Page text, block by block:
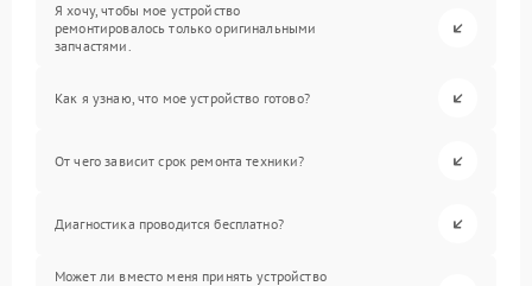
Я хочу, чтобы мое устройство
ремонтировалось только оригинальными
запчастями.
Как я узнаю, что мое устройство готово?
От чего зависит срок ремонта техники?
Диагностика проводится бесплатно?
Может ли вместо меня принять устройство